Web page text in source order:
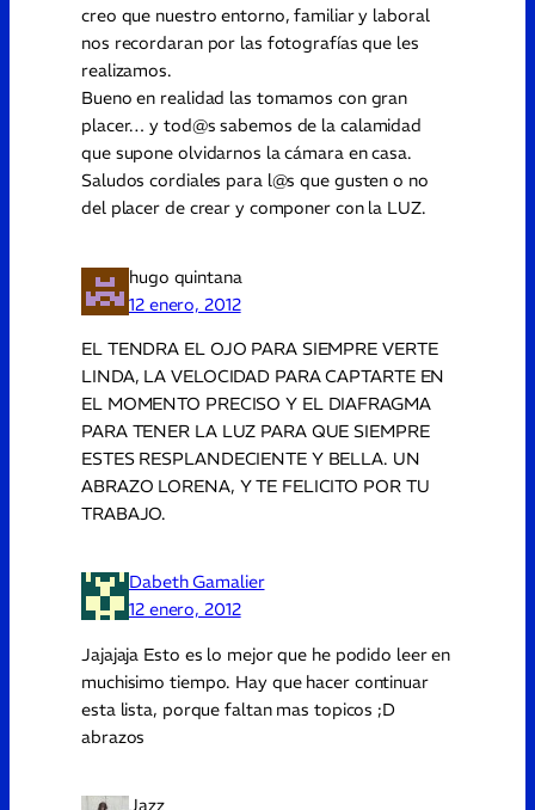
creo que nuestro entorno, familiar y laboral
nos recordaran por las fotografías que les
realizamos.
Bueno en realidad las tomamos con gran
placer… y tod@s sabemos de la calamidad
que supone olvidarnos la cámara en casa.
Saludos cordiales para l@s que gusten o no
del placer de crear y componer con la LUZ.
hugo quintana
12 enero, 2012
EL TENDRA EL OJO PARA SIEMPRE VERTE
LINDA, LA VELOCIDAD PARA CAPTARTE EN
EL MOMENTO PRECISO Y EL DIAFRAGMA
PARA TENER LA LUZ PARA QUE SIEMPRE
ESTES RESPLANDECIENTE Y BELLA. UN
ABRAZO LORENA, Y TE FELICITO POR TU
TRABAJO.
Dabeth Gamalier
12 enero, 2012
Jajajaja Esto es lo mejor que he podido leer en
muchisimo tiempo. Hay que hacer continuar
esta lista, porque faltan mas topicos ;D
abrazos
Jazz